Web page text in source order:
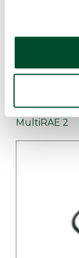
MultiRAE 2